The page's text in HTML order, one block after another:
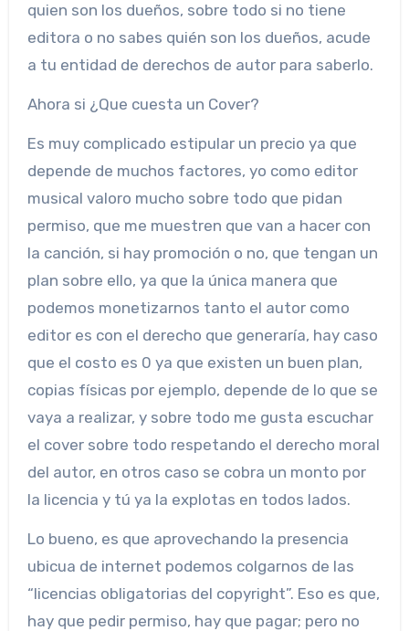
quien son los dueños, sobre todo si no tiene
editora o no sabes quién son los dueños, acude
a tu entidad de derechos de autor para saberlo.
Ahora si ¿Que cuesta un Cover?
Es muy complicado estipular un precio ya que
depende de muchos factores, yo como editor
musical valoro mucho sobre todo que pidan
permiso, que me muestren que van a hacer con
la canción, si hay promoción o no, que tengan un
plan sobre ello, ya que la única manera que
podemos monetizarnos tanto el autor como
editor es con el derecho que generaría, hay caso
que el costo es 0 ya que existen un buen plan,
copias físicas por ejemplo, depende de lo que se
vaya a realizar, y sobre todo me gusta escuchar
el cover sobre todo respetando el derecho moral
del autor, en otros caso se cobra un monto por
la licencia y tú ya la explotas en todos lados.
Lo bueno, es que aprovechando la presencia
ubicua de internet podemos colgarnos de las
“licencias obligatorias del copyright”. Eso es que,
hay que pedir permiso, hay que pagar; pero no